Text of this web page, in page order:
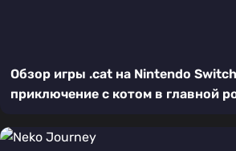
Обзор игры .cat на Nintendo
приключение с котом в главной